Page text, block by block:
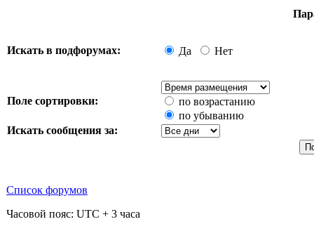
Искать в подфорумах: Да Нет
Поле сортировки:
по возрастанию
по убыванию
Искать сообщения за:
Список форумов
Часовой пояс: UTC + 3 часа